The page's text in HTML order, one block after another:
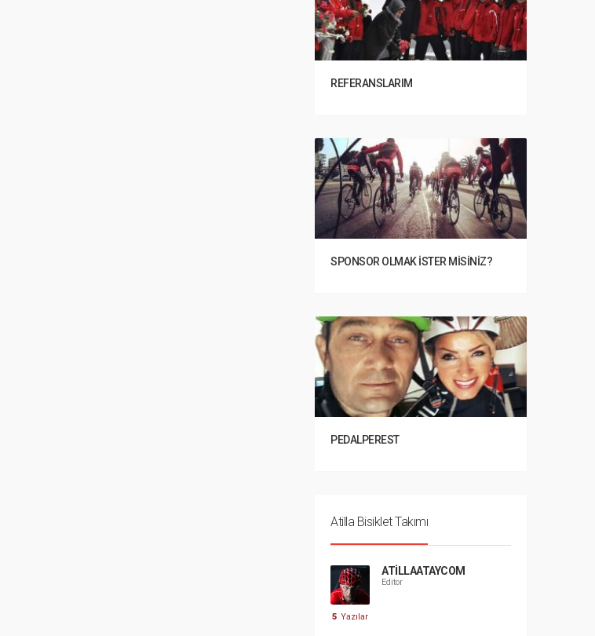
REFERANSLARIM
SPONSOR OLMAK İSTER MISINIZ?
PEDALPEREST
Atilla Bisiklet Takımı
ATILLAATAYCOM
Editor
5 Yazılar